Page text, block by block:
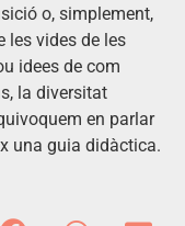
o, simplement,
les vides de les
idees de com
la diversitat
en parlar
una guia didàctica.